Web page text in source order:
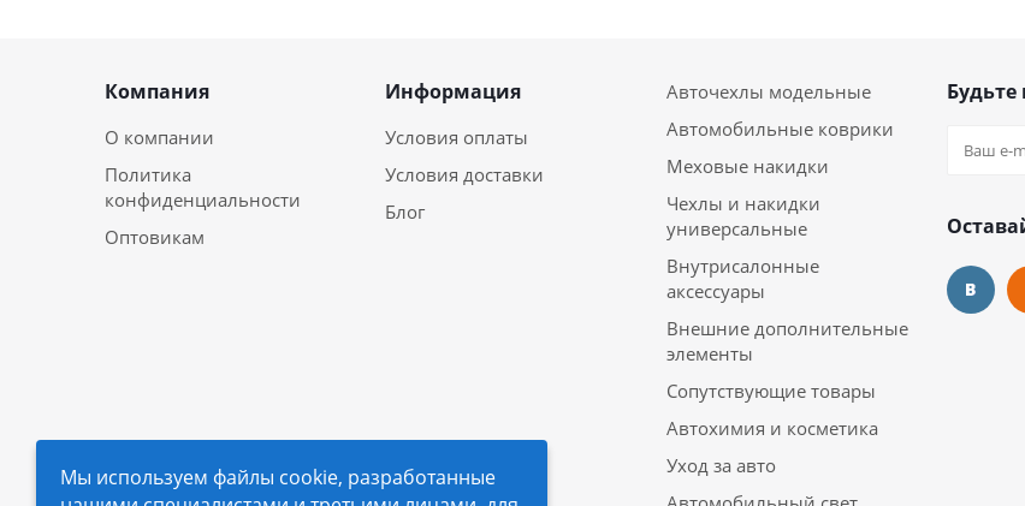
Компания
О компании
Политика
конфиденциальности
Оптовикам
Информация
Условия оплаты
Условия доставки
Блог
Авточехлы модельные
Автомобильные коврики
Меховые накидки
Чехлы и накидки
универсальные
Внутрисалонные
аксессуары
Внешние дополнительные
элементы
Сопутствующие товары
Автохимия и косметика
Уход за авто
Будьте
Мы используем файлы cookie, разработанные